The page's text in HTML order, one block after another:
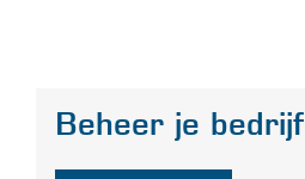
Beheer je bedrijf